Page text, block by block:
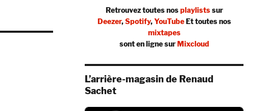
Retrouvez toutes nosplaylistssur
Deezer,Spotify,YouTubeEt toutes nos
mixtapes
sont en ligne surMixcloud
L’arrière-magasin de Renaud
Sachet